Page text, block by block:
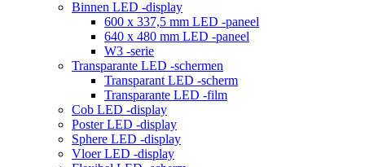
Binnen LED -display
600 x 337,5 mm LED -paneel
640 x 480 mm LED -paneel
W3 -serie
Transparante LED -schermen
Transparant LED -scherm
Transparante LED -film
Cob LED -display
Poster LED -display
Sphere LED -display
Vloer LED -display